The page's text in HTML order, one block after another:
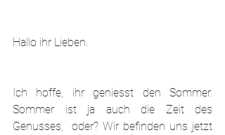
Hallo ihr Lieben.
Ich hoffe, ihr geniesst den Sommer.
Sommer ist ja auch die Zeit des
Genusses,  oder? Wir befinden uns jetzt